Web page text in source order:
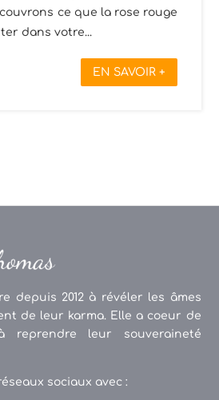
ce que la rose rouge
dans votre...
EN SAVOIR +
depuis 2012 à révéler les âmes
de leur karma. Elle a coeur de
reprendre leur souveraineté
sociaux avec :